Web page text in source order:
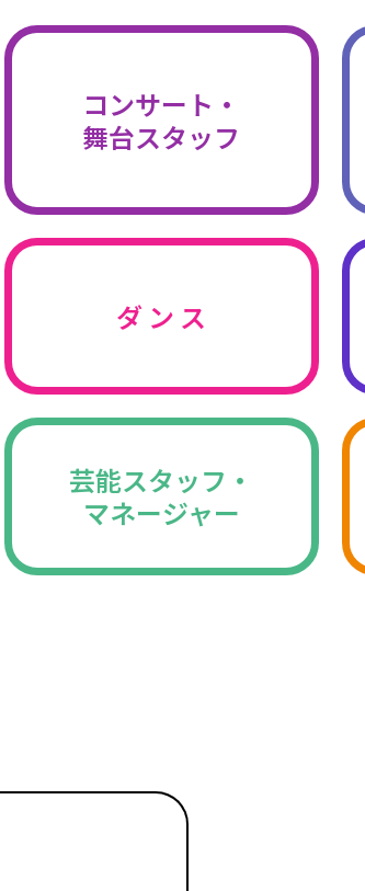
コンサート・
舞台スタッフ
ダ ン ス
芸能スタッフ・
マネージャー